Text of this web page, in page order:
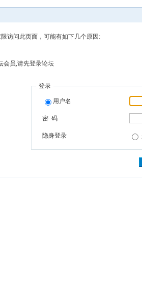
访问此页面，可能有如下几个原因:
会员,请先登录论坛
登录
用户名
密 码
隐身登录